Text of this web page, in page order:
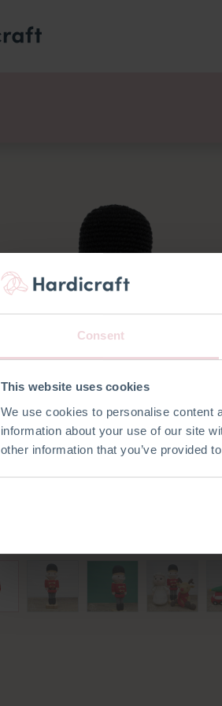
Consent
This website uses cookies
We use cookies to personalise content
information about your use of our site
other information that you’ve provided